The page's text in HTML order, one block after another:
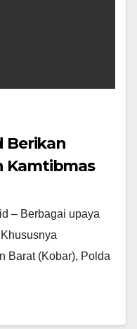
Berikan
Kamtibmas
– Berbagai upaya
Barat (Kobar), Polda